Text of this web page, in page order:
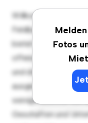
Fotos
Willkommen in Ihrem
Feldbach! Diese
bietet einen
offene
und die elegante
ausgestattet. Dank
wenige Schritte von
Geschäften und